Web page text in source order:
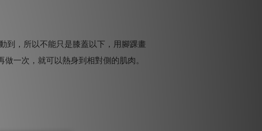
到，所以不能只是膝蓋以下，用腳踝畫
一次，就可以熱身到相對側的肌肉。